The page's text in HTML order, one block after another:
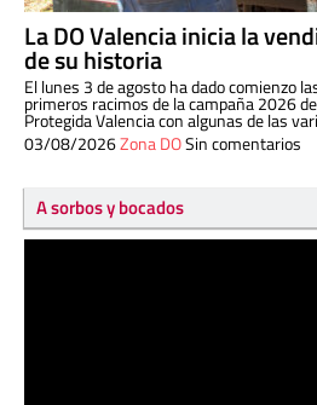
La DO Valencia inicia la
de su historia
El lunes 3 de agosto ha dado comienzo
primeros racimos de la campaña 2026
Protegida Valencia con algunas de las
03/08/2026Zona DOSin comentarios
A sorbos y bocados